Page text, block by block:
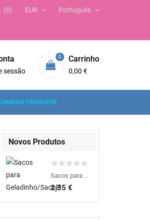
Português
EUR
0
sessão
0 Carrinho
0,00 €
PRODUTOS
Novos Produtos
Sacos para Geladinho/Sacolé
2,35 €